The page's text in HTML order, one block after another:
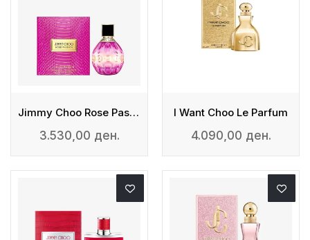
Jimmy Choo Rose Passion - EDP
3.530,00 ден.
I Want Choo Le Parfum
4.090,00 ден.